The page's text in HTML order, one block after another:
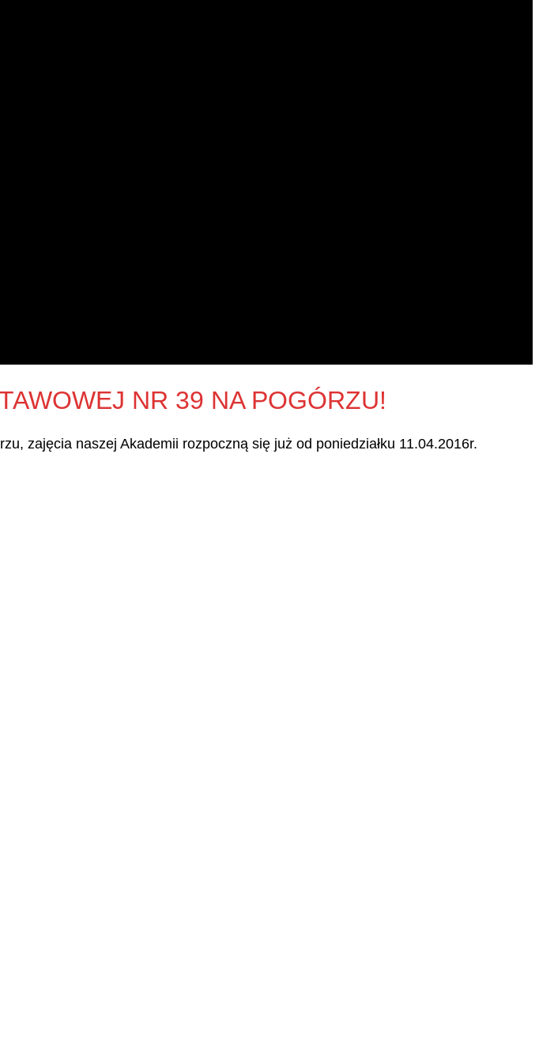
NR 39 NA POGÓRZU!
zajęcia naszej Akademii rozpoczną się już od poniedziałku 11.04.2016r.